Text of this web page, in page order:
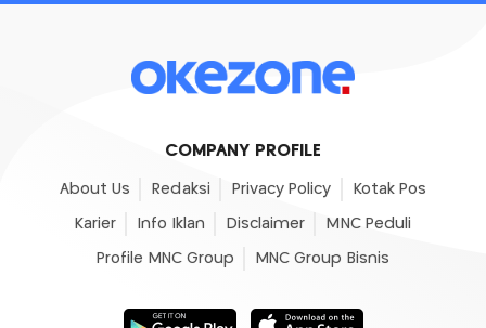
COMPANY PROFILE
About Us Redaksi Privacy Policy Kotak Pos
Karier Info Iklan Disclaimer MNC Peduli
Profile MNC Group MNC Group Bisnis